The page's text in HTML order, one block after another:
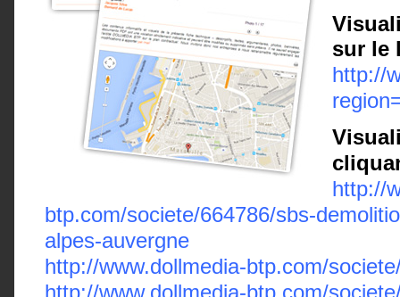
sur le
http://
http://
btp.com/societe/664786/sbs-
alpes-auvergne
http://www.dollmedia-btp.com/